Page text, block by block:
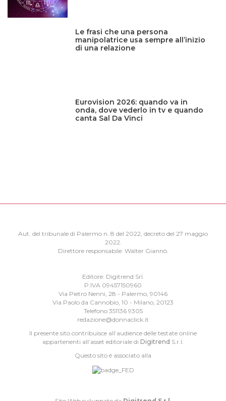
Le frasi che una persona
manipolatrice usa sempre all’inizio
di una relazione
Eurovision 2026: quando va in
onda, dove vederlo in tv e quando
canta Sal Da Vinci
Aut. del tribunale di Palermo n. 8 del 2022, decreto del 27 maggio
2022.
Direttore responsabile: Walter Giannò.
Editore: Digitrend Srl.
P.IVA 09457150960
Via Pietro Nenni, 28 - Palermo, 90146
Via Paolo da Cannobio, 10 - Milano, 20123
Telefono 351136 9305
redazione@donnaclick.it
Il presente sito contribuisce all’audience delle testate online
appartenenti all’asset editoriale di Digitrend S.r.l.
Questo sito è associato alla